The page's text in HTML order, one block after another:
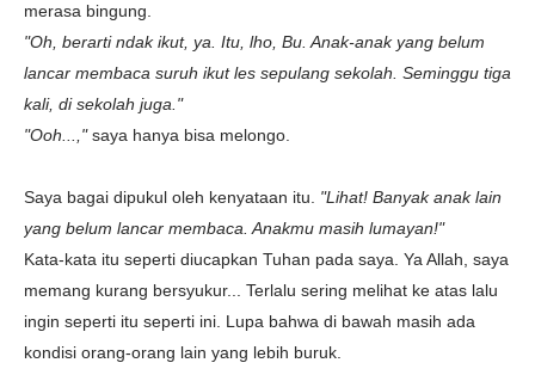
merasa bingung.
"Oh, berarti ndak ikut, ya. Itu, lho, Bu. Anak-anak yang belum
lancar membaca suruh ikut les sepulang sekolah. Seminggu tiga
kali, di sekolah juga."
"Ooh...,"saya hanya bisa melongo.
Saya bagai dipukul oleh kenyataan itu. "Lihat! Banyak anak lain
yang belum lancar membaca. Anakmu masih lumayan!"
Kata-kata itu seperti diucapkan Tuhan pada saya. Ya Allah, saya
memang kurang bersyukur... Terlalu sering melihat ke atas lalu
ingin seperti itu seperti ini. Lupa bahwa di bawah masih ada
kondisi orang-orang lain yang lebih buruk.